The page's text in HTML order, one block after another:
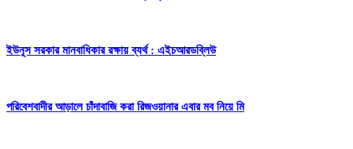
ইউনূস সরকার মানবাধিকার রক্ষায় ব্যর্থ : এইচআরডব্লিউ
পরিবেশবাদীর আড়ালে চাঁদাবাজি করা রিজওয়ানার এবার মব নিয়ে মি